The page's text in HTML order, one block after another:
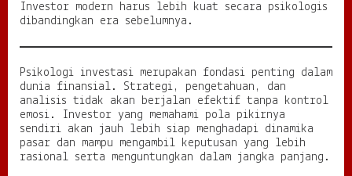
Investor modern harus lebih kuat secara psikologis
dibandingkan era sebelumnya.
Psikologi investasi merupakan fondasi penting dalam
dunia finansial. Strategi, pengetahuan, dan
analisis tidak akan berjalan efektif tanpa kontrol
emosi. Investor yang memahami pola pikirnya
sendiri akan jauh lebih siap menghadapi dinamika
pasar dan mampu mengambil keputusan yang lebih
rasional serta menguntungkan dalam jangka panjang.